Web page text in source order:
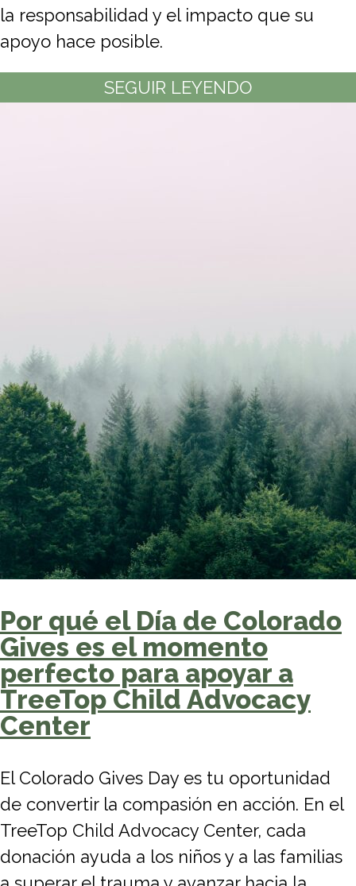
la responsabilidad y el impacto que su
apoyo hace posible.
SEGUIR LEYENDO
Por qué el Día de Colorado
Gives es el momento
perfecto para apoyar a
TreeTop Child Advocacy
Center
El Colorado Gives Day es tu oportunidad
de convertir la compasión en acción. En el
TreeTop Child Advocacy Center, cada
donación ayuda a los niños y a las familias